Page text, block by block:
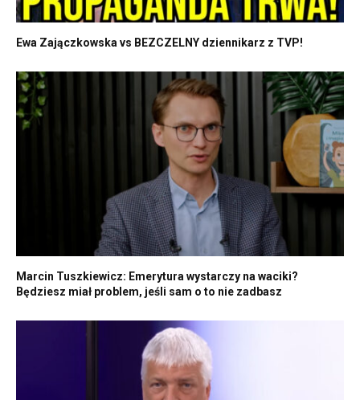
Ewa Zajączkowska vs BEZCZELNY dziennikarz z TVP!
Marcin Tuszkiewicz: Emerytura wystarczy na waciki?
Będziesz miał problem, jeśli sam o to nie zadbasz